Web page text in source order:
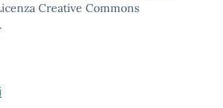
Creative Commons